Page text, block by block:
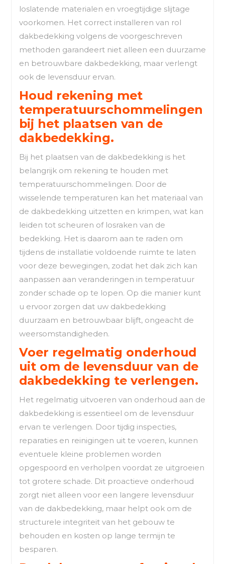
loslatende materialen en vroegtijdige slijtage
voorkomen. Het correct installeren van rol
dakbedekking volgens de voorgeschreven
methoden garandeert niet alleen een duurzame
en betrouwbare dakbedekking, maar verlengt
ook de levensduur ervan.
Houd rekening met
temperatuurschommelingen
bij het plaatsen van de
dakbedekking.
Bij het plaatsen van de dakbedekking is het
belangrijk om rekening te houden met
temperatuurschommelingen. Door de
wisselende temperaturen kan het materiaal van
de dakbedekking uitzetten en krimpen, wat kan
leiden tot scheuren of losraken van de
bedekking. Het is daarom aan te raden om
tijdens de installatie voldoende ruimte te laten
voor deze bewegingen, zodat het dak zich kan
aanpassen aan veranderingen in temperatuur
zonder schade op te lopen. Op die manier kunt
u ervoor zorgen dat uw dakbedekking
duurzaam en betrouwbaar blijft, ongeacht de
weersomstandigheden.
Voer regelmatig onderhoud
uit om de levensduur van de
dakbedekking te verlengen.
Het regelmatig uitvoeren van onderhoud aan de
dakbedekking is essentieel om de levensduur
ervan te verlengen. Door tijdig inspecties,
reparaties en reinigingen uit te voeren, kunnen
eventuele kleine problemen worden
opgespoord en verholpen voordat ze uitgroeien
tot grotere schade. Dit proactieve onderhoud
zorgt niet alleen voor een langere levensduur
van de dakbedekking, maar helpt ook om de
structurele integriteit van het gebouw te
behouden en kosten op lange termijn te
besparen.